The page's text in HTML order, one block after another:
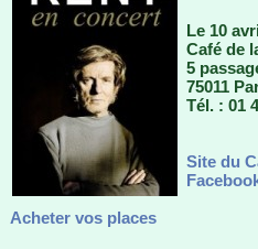
Le 10
Café de
5
75011
Tél. : 01
Site du
Acheter vos places